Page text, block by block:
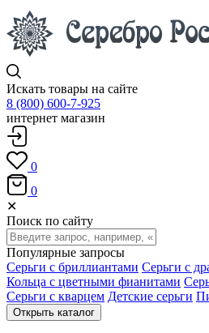
Искать товары на сайте
8 (800) 600-7-925
интернет магазин
0
0
✕
Поиск по сайту
Популярные запросы
Серьги с бриллиантами Серьги с
Кольца с цветными фианитами
Серьги с кварцем Детские серьги
Открыть каталог